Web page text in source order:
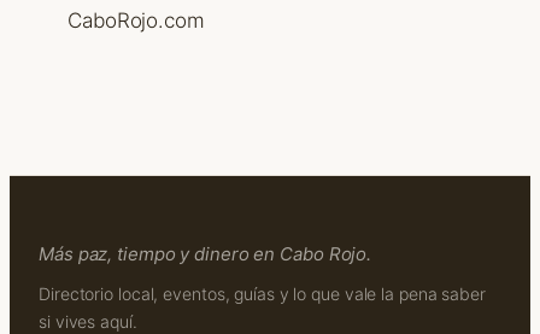
CaboRojo.com
Más paz, tiempo y dinero en Cabo Rojo.
Directorio local, eventos, guías y lo que vale la pena saber
si vives aquí.